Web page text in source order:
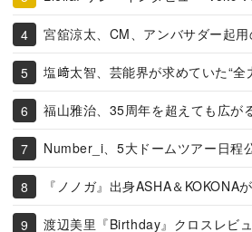
宮舘涼太、CM、アンバサダー起
塩﨑太智、芸能界が求めていた“全
福山雅治、35周年を超えても広が
Number_i、5大ドームツアー日程
『ノノガ』出身ASHA＆KOKONA
渡辺美里『Birthday』クロスレビ